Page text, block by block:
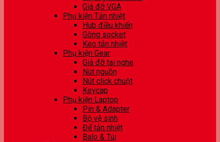
Giá đỡ VGA
Phụ kiện Tản nhiệt
Hub điều khiển
Gông socket
Keo tản nhiệt
Phụ kiện Gear
Giá đỡ tai nghe
Nút nguồn
Nút click chuột
Keycap
Phụ kiện Laptop
Pin & Adapter
Bộ vệ sinh
Đế tản nhiệt
Balo & Túi